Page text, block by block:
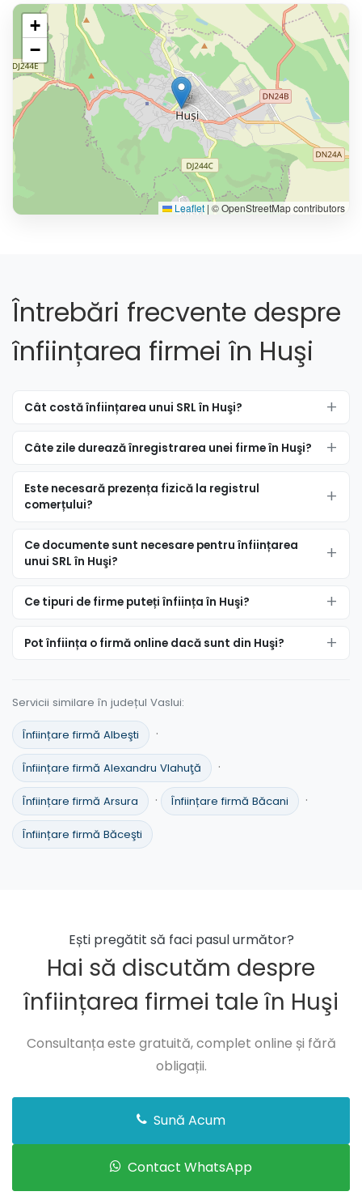
+
−
Leaflet | © OpenStreetMap contributors
Întrebări frecvente despre
înființarea firmei în Huşi
Cât costă înființarea unui SRL în Huşi?
Câte zile durează înregistrarea unei firme în Huşi?
Este necesară prezența fizică la registrul
comerțului?
Ce documente sunt necesare pentru înființarea
unui SRL în Huşi?
Ce tipuri de firme puteți înființa în Huşi?
Pot înființa o firmă online dacă sunt din Huşi?
Servicii similare în județul Vaslui:
Înființare firmă Albeşti ·
Înființare firmă Alexandru Vlahuţă ·
Înființare firmă Arsura · Înființare firmă Băcani ·
Înființare firmă Băceşti
Ești pregătit să faci pasul următor?
Hai să discutăm despre
înființarea firmei tale în Huşi
Consultanța este gratuită, complet online și fără
obligații.
Sună Acum
Contact WhatsApp